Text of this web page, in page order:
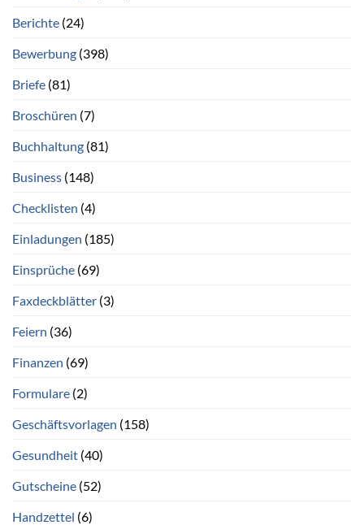
Berichte (24)
Bewerbung (398)
Briefe (81)
Broschüren (7)
Buchhaltung (81)
Business (148)
Checklisten (4)
Einladungen (185)
Einsprüche (69)
Faxdeckblätter (3)
Feiern (36)
Finanzen (69)
Formulare (2)
Geschäftsvorlagen (158)
Gesundheit (40)
Gutscheine (52)
Handzettel (6)